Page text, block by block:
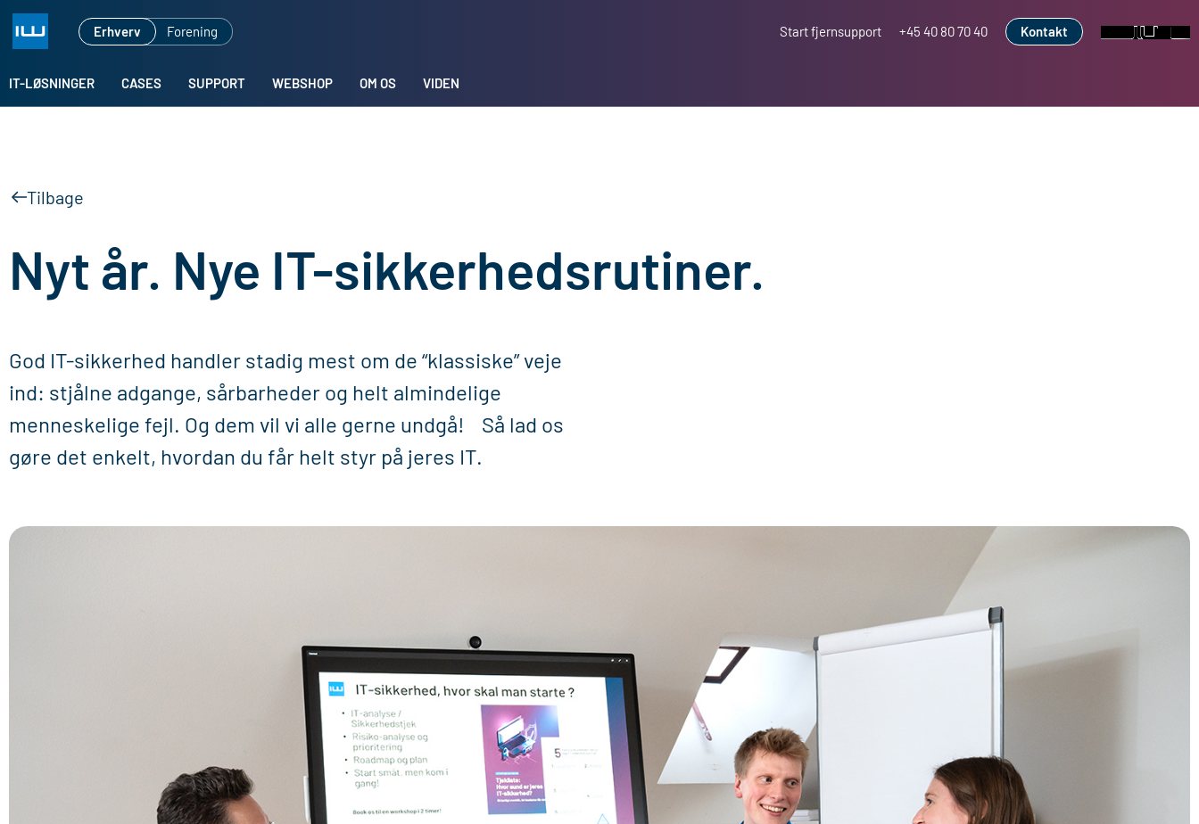
Erhverv Forening Start fjernsupport +45 40 80 70 40 Kontakt
IT-LØSNINGER CASES SUPPORT WEBSHOP OM OS VIDEN
Tilbage
Nyt år. Nye IT-sikkerhedsrutiner.
God IT-sikkerhed handler stadig mest om de “klassiske” veje
ind: stjålne adgange, sårbarheder og helt almindelige
menneskelige fejl. Og dem vil vi alle gerne undgå! Så lad os
gøre det enkelt, hvordan du får helt styr på jeres IT.